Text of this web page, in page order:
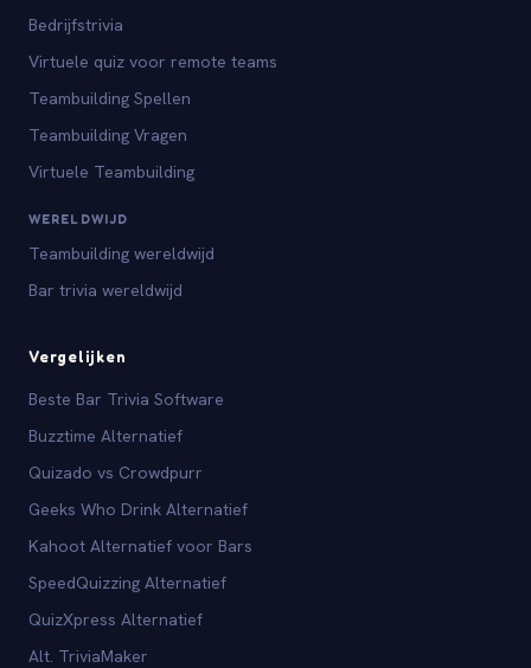
Bedrijfstrivia
Virtuele quiz voor remote teams
Teambuilding Spellen
Teambuilding Vragen
Virtuele Teambuilding
WERELDWIJD
Teambuilding wereldwijd
Bar trivia wereldwijd
Vergelijken
Beste Bar Trivia Software
Buzztime Alternatief
Quizado vs Crowdpurr
Geeks Who Drink Alternatief
Kahoot Alternatief voor Bars
SpeedQuizzing Alternatief
QuizXpress Alternatief
Alt. TriviaMaker